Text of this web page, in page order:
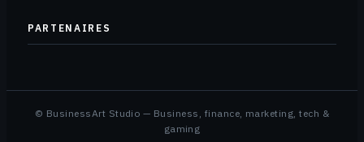
PARTENAIRES
© BusinessArt Studio — Business, finance, marketing, tech &
gaming